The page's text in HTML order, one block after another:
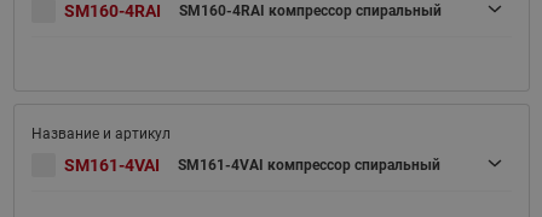
SM160-4RAI SM160-4RAI компрессор спиральный
SM161-4VAI SM161-4VAI компрессор спиральный